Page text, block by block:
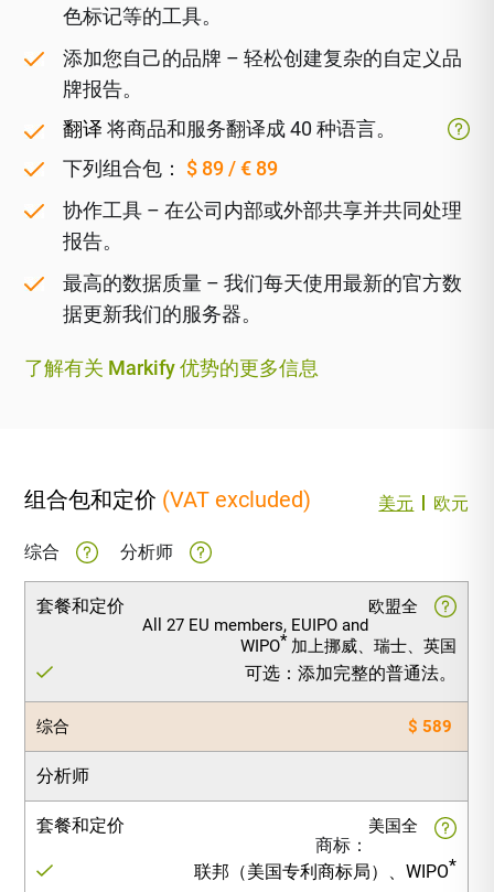
色标记等的工具。
添加您自己的品牌 – 轻松创建复杂的自定义品
牌报告。
翻译 将商品和服务翻译成 40 种语言。
下列组合包：
$ 89 / € 89
协作工具 – 在公司内部或外部共享并共同处理
报告。
最高的数据质量 – 我们每天使用最新的官方数
据更新我们的服务器。
了解有关 Markify 优势的更多信息
组合包和定价 (VAT excluded) 美元 欧元
综合 分析师
套餐和定价
欧盟全
All 27 EU members, EUIPO and
WIPO* 加上挪威、瑞士、英国
可选：添加完整的普通法。
综合 $ 589
分析师
套餐和定价 美国全
商标：
联邦（美国专利商标局）、WIPO*